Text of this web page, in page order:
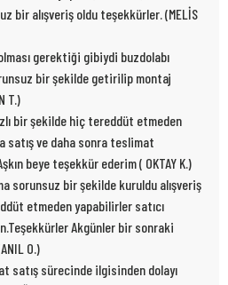
bir alışveriş oldu teşekkürler. (MELİS
gerektiği gibiydi buzdolabı
bir şekilde getirilip montaj
T.)
bir şekilde hiç tereddüt etmeden
satış ve daha sonra teslimat
beye teşekkür ederim ( OKTAY K.)
sorunsuz bir şekilde kuruldu alışveriş
etmeden yapabilirler satıcı
Akgünler bir sonraki
O.)
satış sürecinde ilgisinden dolayı